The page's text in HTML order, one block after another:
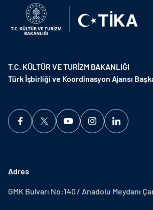
T.C. KÜLTÜR VE TURİZM BAKANLIĞI
Türk İşbirliği ve Koordinasyon Ajansı
Adres
GMK Bulvarı No:140 / Anadolu Meydanı